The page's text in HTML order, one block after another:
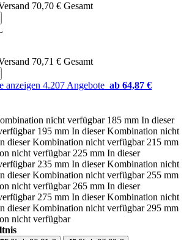
70,70 € Gesamt
70,71 € Gesamt
anzeigen 4.207 Angebote ab 64,87 €
nicht verfügbar 185 mm In dieser
195 mm In dieser Kombination nicht
dieser Kombination nicht verfügbar 215 mm
nicht verfügbar 225 mm In dieser
235 mm In dieser Kombination nicht
dieser Kombination nicht verfügbar 255 mm
nicht verfügbar 265 mm In dieser
275 mm In dieser Kombination nicht
dieser Kombination nicht verfügbar 295 mm
nicht verfügbar